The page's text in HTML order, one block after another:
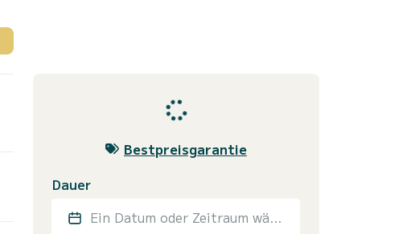
Bestpreisgarantie
Dauer
Ein Datum oder Zeitraum wählen